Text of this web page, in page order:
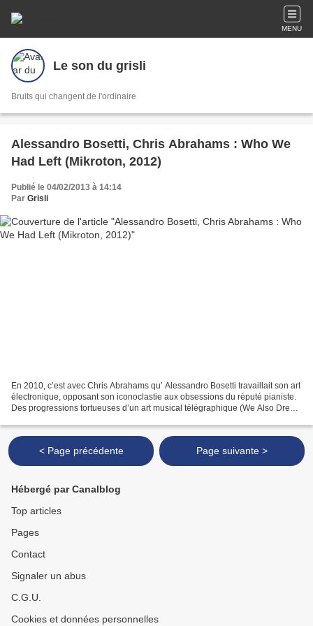
MENU
Le son du grisli
Bruits qui changent de l'ordinaire
Alessandro Bosetti, Chris Abrahams : Who We
Had Left (Mikroton, 2012)
Publié le 04/02/2013 à 14:14
Par Grisli
En 2010, c’est avec Chris Abrahams qu’ Alessandro Bosetti travaillait son art
électronique, opposant son iconoclastie aux obsessions du réputé pianiste.
Des progressions tortueuses d’un art musical télégraphique (We Also Dress
< Page précédente Page suivante >
Hébergé par Canalblog
Top articles
Pages
Contact
Signaler un abus
C.G.U.
Cookies et données personnelles